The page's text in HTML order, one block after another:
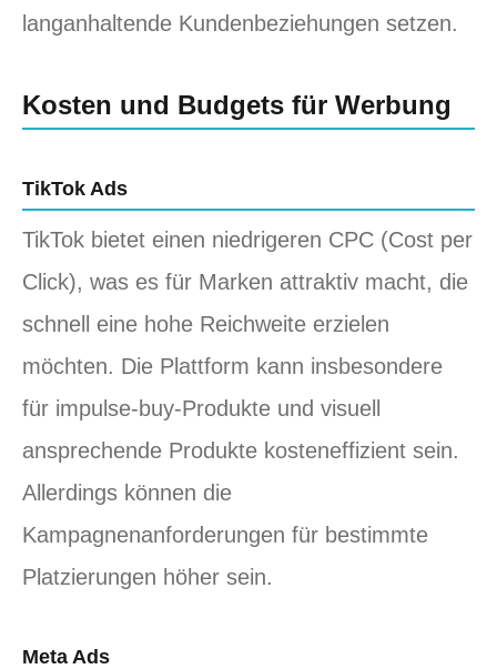
langanhaltende Kundenbeziehungen setzen.
Kosten und Budgets für Werbung
TikTok Ads
TikTok bietet einen niedrigeren CPC (Cost per
Click), was es für Marken attraktiv macht, die
schnell eine hohe Reichweite erzielen
möchten. Die Plattform kann insbesondere
für impulse-buy-Produkte und visuell
ansprechende Produkte kosteneffizient sein.
Allerdings können die
Kampagnenanforderungen für bestimmte
Platzierungen höher sein.
Meta Ads